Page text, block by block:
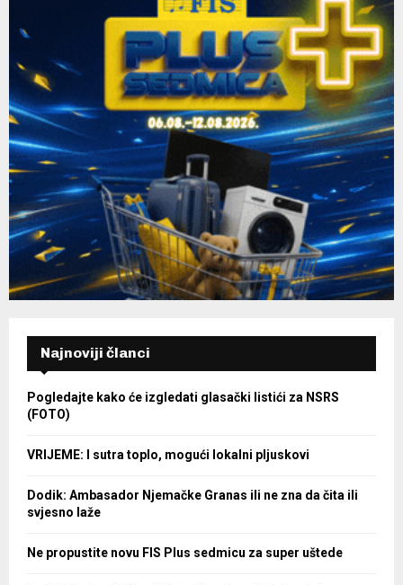
Najnoviji članci
Pogledajte kako će izgledati glasački listići za NSRS
(FOTO)
VRIJEME: I sutra toplo, mogući lokalni pljuskovi
Dodik: Ambasador Njemačke Granas ili ne zna da čita ili
svjesno laže
Ne propustite novu FIS Plus sedmicu za super uštede